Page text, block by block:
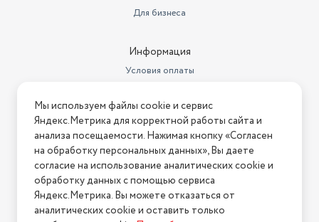
индикатор зарядки, влажная
очистка, стрижка бороды,
очистка, стрижка бороды,
щеточка для чист
Время зарядки аккумулятора
480
Тип аккумулятора
Ni-Mh
Число насадок
Дополнительные функции
стрижка бороды
Для бизнеса
Информация
Условия оплаты
Условия возврата
Нашли ошибку на сайте? Напишите нам
2026 © Интернет-магазин "АстМаркет". У нас есть всё!
Политика конфиденциальности
Мы используем файлы cookie и сервис
Яндекс.Метрика для корректной работы сайта и
анализа посещаемости. Нажимая кнопку «Согласен
на обработку персональных данных», Вы даете
согласие на использование аналитических cookie и
обработку данных с помощью сервиса
Яндекс.Метрика. Вы можете отказаться от
аналитических cookie и оставить только